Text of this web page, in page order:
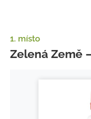
1. místo
Zelená Země